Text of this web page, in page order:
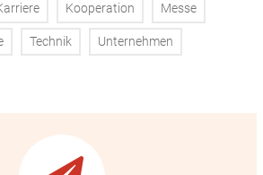
Kooperation Messe
Technik Unternehmen